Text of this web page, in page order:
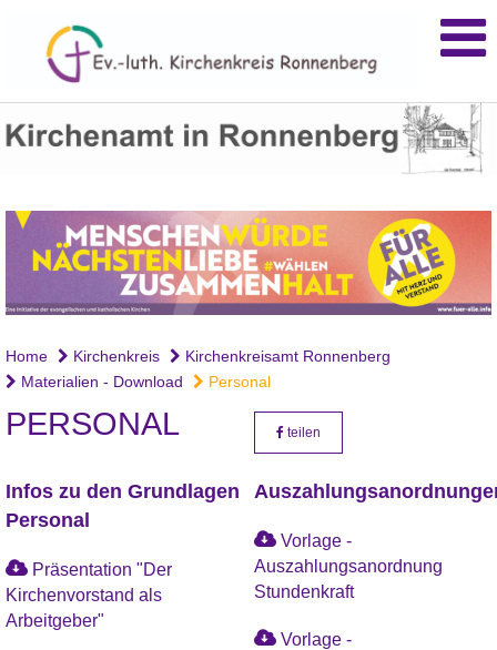
Home Kirchenkreis
Kirchenkreisamt Ronnenberg
Materialien - Download
Personal
PERSONAL teilen
Infos zu den Grundlagen
Personal
Präsentation "Der
Kirchenvorstand als
Arbeitgeber"
Vorlage -
Auszahlungsanordnung
Stundenkraft
Vorlage -